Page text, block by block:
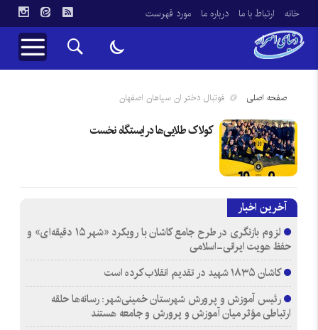
خانه ارتباط با ما درباره ما مورد فهرست
صفحه اصلی فوتبال دختر ان سپاهان اصفهان
کولاک طلایی‌ها در ایستگاه نخست
آخرین اخبار
لزوم بازنگری در طرح جامع کاشان با رویکرد «شهر ۱۵ دقیقه‌ای» و
حفظ هویت ایرانی-اسلامی
کاشان ۱۸۳۵ شهید در تقدیم انقلاب کرده است
رئیس آموزش و پرورش شهرستان خمینی‌شهر: رسانه‌ها حلقه
ارتباطی مؤثر میان آموزش و پرورش و جامعه هستند